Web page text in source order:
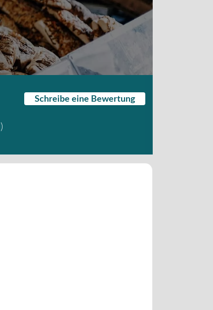
)
Schreibe eine Bewertung